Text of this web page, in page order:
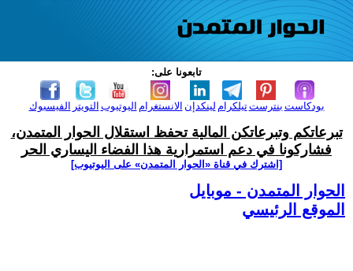
تابعونا على:
الفيسبوك التويتر اليوتيوب الانستغرام لينكدإن تيلكرامبنترست بودكاست
تبرعاتكم وتبرعاتكن المالية تحفظ استقلال الحوار المتمدن،
فشاركونا في دعم استمرارية هذا الفضاء اليساري الحر
[اشترك في قناة ‫«الحوار المتمدن» على اليوتيوب]
الحوار المتمدن - موبايل
الموقع الرئيسي